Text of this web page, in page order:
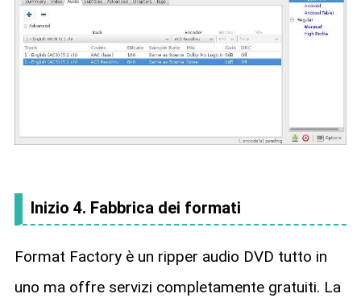
Inizio 4. Fabbrica dei formati
Format Factory è un ripper audio DVD tutto in
uno ma offre servizi completamente gratuiti. La